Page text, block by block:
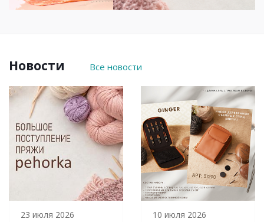
Новости Все новости
23 июля 2026 10 июля 2026